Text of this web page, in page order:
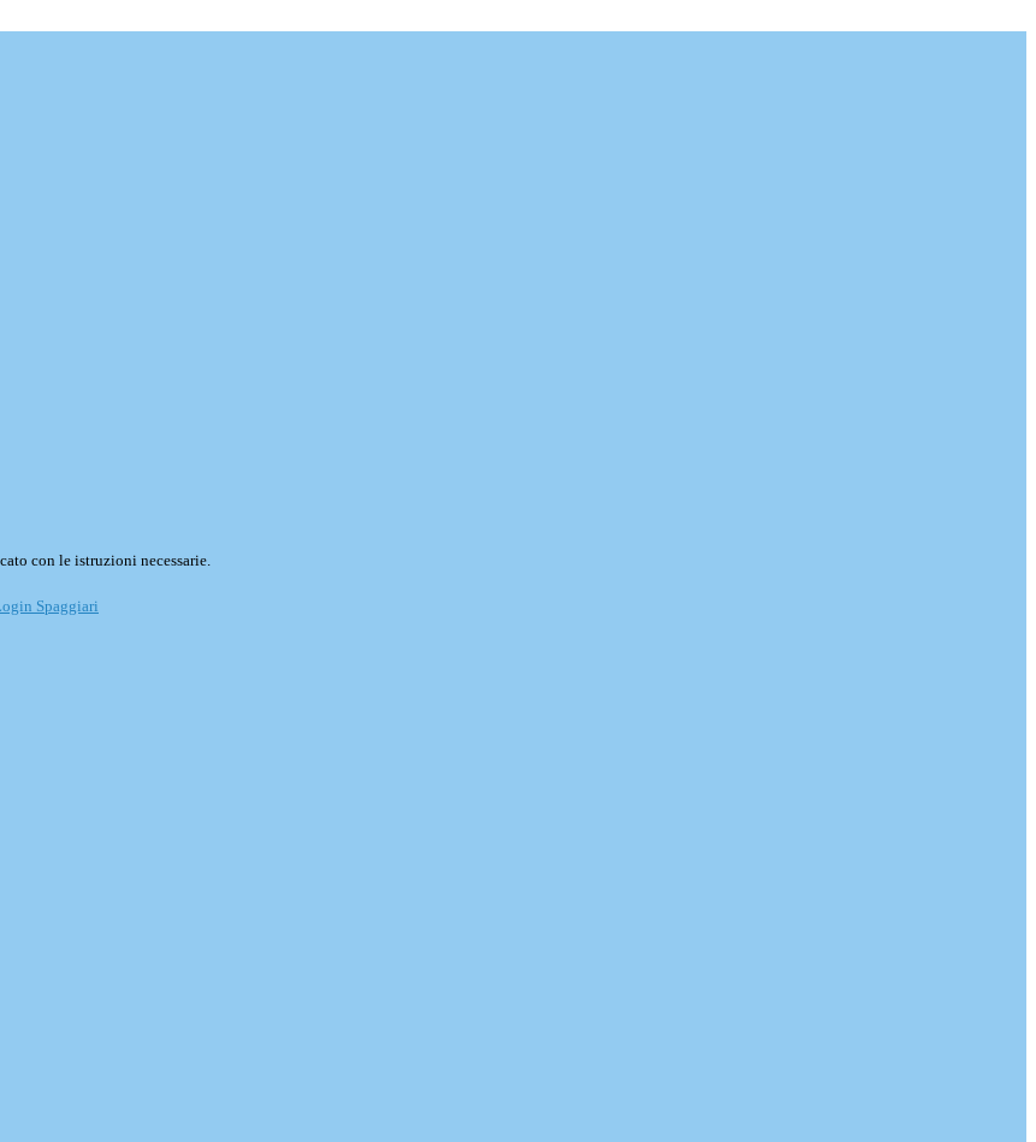
con le istruzioni necessarie.
Spaggiari